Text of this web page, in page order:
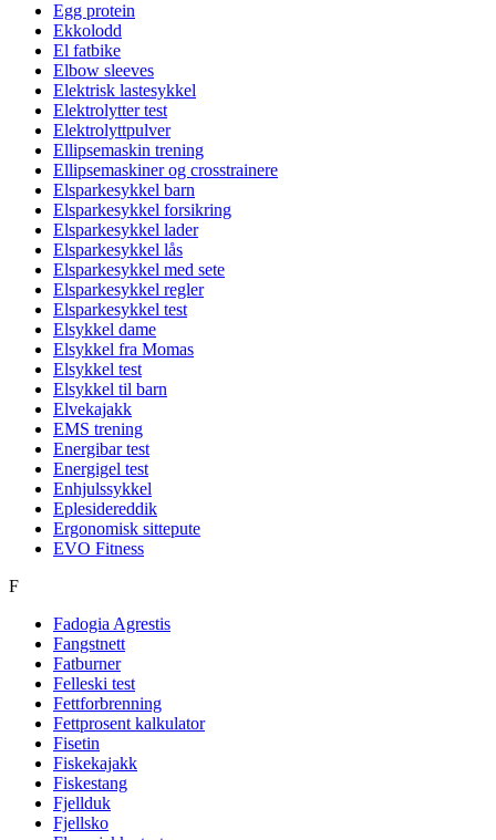
Egg protein
Ekkolodd
El fatbike
Elbow sleeves
Elektrisk lastesykkel
Elektrolytter test
Elektrolyttpulver
Ellipsemaskin trening
Ellipsemaskiner og crosstrainere
Elsparkesykkel barn
Elsparkesykkel forsikring
Elsparkesykkel lader
Elsparkesykkel lås
Elsparkesykkel med sete
Elsparkesykkel regler
Elsparkesykkel test
Elsykkel dame
Elsykkel fra Momas
Elsykkel test
Elsykkel til barn
Elvekajakk
EMS trening
Energibar test
Energigel test
Enhjulssykkel
Eplesidereddik
Ergonomisk sittepute
EVO Fitness
F
Fadogia Agrestis
Fangstnett
Fatburner
Felleski test
Fettforbrenning
Fettprosent kalkulator
Fisetin
Fiskekajakk
Fiskestang
Fjellduk
Fjellsko